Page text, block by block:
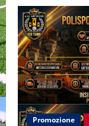
Promozione